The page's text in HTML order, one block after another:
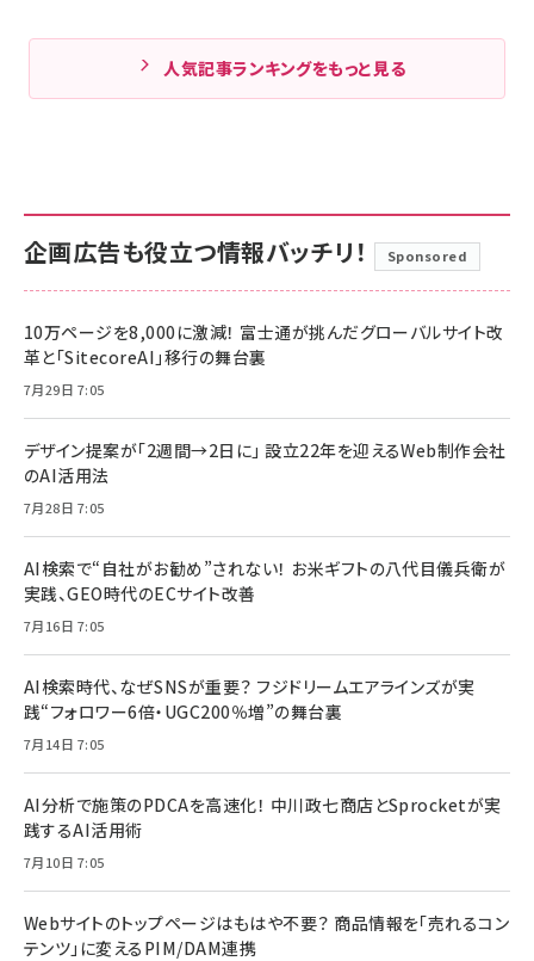
人気記事ランキングをもっと見る
企画広告も役立つ情報バッチリ！ Sponsored
10万ページを8,000に激減！ 富士通が挑んだグローバルサイト改
革と「SitecoreAI」移行の舞台裏
7月29日 7:05
デザイン提案が「2週間→2日に」 設立22年を迎えるWeb制作会社
のAI活用法
7月28日 7:05
AI検索で“自社がお勧め”されない！ お米ギフトの八代目儀兵衛が
実践、GEO時代のECサイト改善
7月16日 7:05
AI検索時代、なぜSNSが重要？ フジドリームエアラインズが実
践“フォロワー6倍・UGC200％増”の舞台裏
7月14日 7:05
AI分析で施策のPDCAを高速化！ 中川政七商店とSprocketが実
践するAI活用術
7月10日 7:05
Webサイトのトップページはもはや不要？ 商品情報を「売れるコン
テンツ」に変えるPIM/DAM連携